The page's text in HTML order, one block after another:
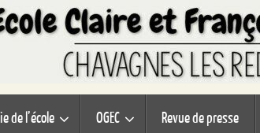
de l’école OGEC Revue de presse